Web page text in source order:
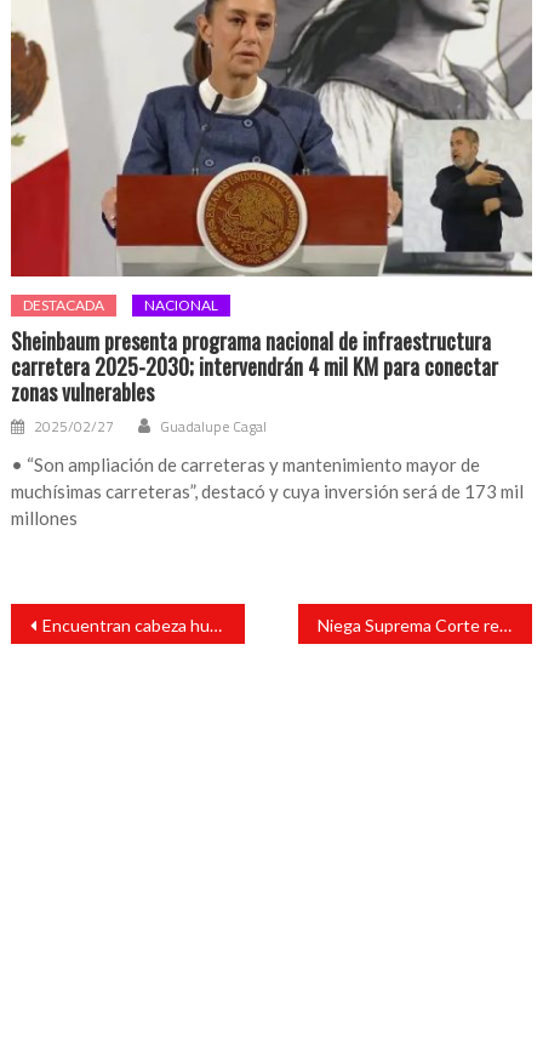
DESTACADA NACIONAL
Sheinbaum presenta programa nacional de infraestructura
carretera 2025-2030; intervendrán 4 mil KM para conectar
zonas vulnerables
2025/02/27 Guadalupe Cagal
• “Son ampliación de carreteras y mantenimiento mayor de
muchísimas carreteras”, destacó y cuya inversión será de 173 mil
millones
Navegación
entradas
Encuentran cabeza humana en parque de San Rafael Niega Suprema Corte reparación de daño por infidelidad sexual